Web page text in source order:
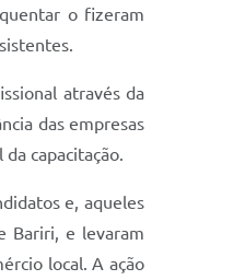
o fizeram
através da
das empresas
capacitação.
e, aqueles
Bariri, e levaram
local. A ação